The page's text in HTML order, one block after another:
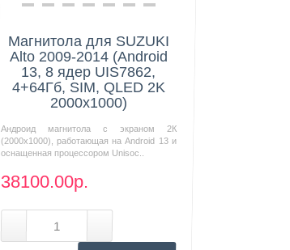
Нашли дешевле?
Магнитола для SUZUKI
Alto 2009-2014 (Android
13, 8 ядер UIS7862,
4+64Гб, SIM, QLED 2K
2000x1000)
Андроид магнитола с экраном 2К
(2000х1000), работающая на Android 13 и
оснащенная процессором Unisoc..
38100.00р.